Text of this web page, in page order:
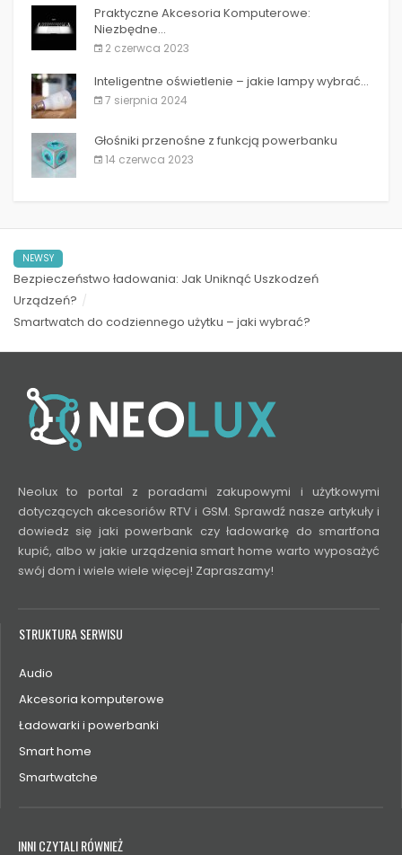
Praktyczne Akcesoria Komputerowe:
Niezbędne...
2 czerwca 2023
Inteligentne oświetlenie – jakie lampy wybrać...
7 sierpnia 2024
Głośniki przenośne z funkcją powerbanku
14 czerwca 2023
NEWSY
Bezpieczeństwo ładowania: Jak Uniknąć Uszkodzeń
Urządzeń?
Smartwatch do codziennego użytku – jaki wybrać?
Neolux to portal z poradami zakupowymi i użytkowymi
dotyczących akcesoriów RTV i GSM. Sprawdź nasze artykuły i
dowiedz się jaki powerbank czy ładowarkę do smartfona
kupić, albo w jakie urządzenia smart home warto wyposażyć
swój dom i wiele wiele więcej! Zapraszamy!
STRUKTURA SERWISU
Audio
Akcesoria komputerowe
Ładowarki i powerbanki
Smart home
Smartwatche
INNI CZYTALI RÓWNIEŻ